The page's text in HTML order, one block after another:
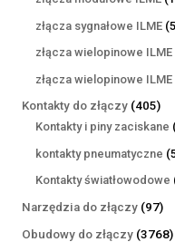
złącza sygnałowe ILME
złącza wielopinowe ILME
złącza wielopinowe ILME
Kontakty do złączy 405405
Kontakty i piny zaciskane
kontakty pneumatyczne
Kontakty światłowodowe
Narzędzia do złączy 9797
Obudowy do złączy 3768